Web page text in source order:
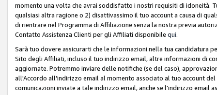
momento una volta che avrai soddisfatto i nostri requisiti di idoneità.
qualsiasi altra ragione o 2) disattivassimo il tuo account a causa di
di rientrare nel Programma di Affiliazione senza la nostra previa
Contatto Assistenza Clienti per gli Affiliati disponibile qui.
Sarà tuo dovere assicurarti che le informazioni nella tua candidatura
Sito degli Affiliati, incluso il tuo indirizzo email, altre informazioni di
aggiornate. Potremmo inviare delle notifiche (se del caso),
all'Accordo all'indirizzo email al momento associato al tuo account
comunicazioni inviate a tale indirizzo email, anche se l'indirizzo email